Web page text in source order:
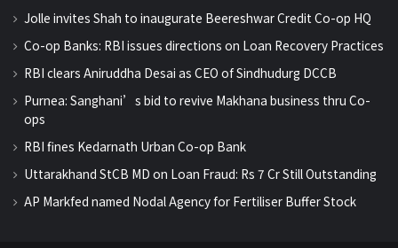
Jolle invites Shah to inaugurate Beereshwar Credit Co-op HQ
Co-op Banks: RBI issues directions on Loan Recovery Practices
RBI clears Aniruddha Desai as CEO of Sindhudurg DCCB
Purnea: Sanghani’s bid to revive Makhana business thru Co-
ops
RBI fines Kedarnath Urban Co-op Bank
Uttarakhand StCB MD on Loan Fraud: Rs 7 Cr Still Outstanding
AP Markfed named Nodal Agency for Fertiliser Buffer Stock